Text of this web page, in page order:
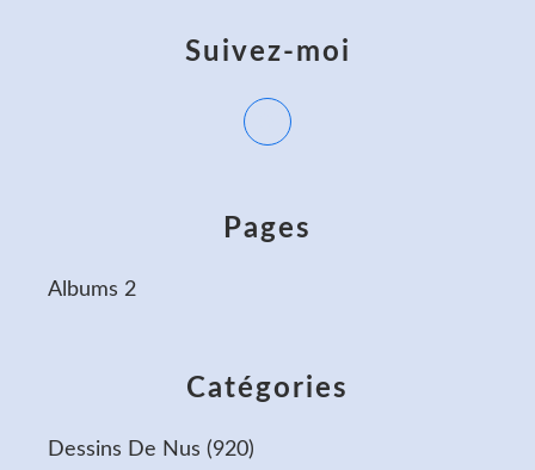
Catégories
Dessins De Nus (920)
Pages
Albums 2
Suivez-moi